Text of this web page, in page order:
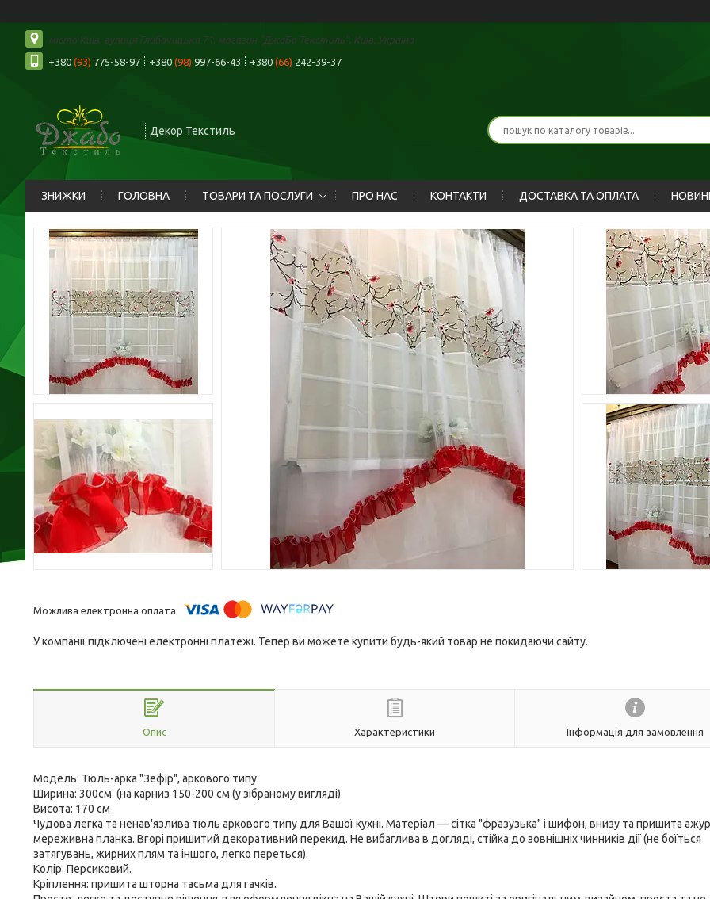
місто Київ, вулиця Глибочицька 71, магазин "ДжаБо Текстиль", Київ, Україна
+380 (93) 775-58-97 +380 (98) 997-66-43 +380 (66) 242-39-37
Декор Текстиль
ЗНИЖКИ ГОЛОВНА ТОВАРИ ТА ПОСЛУГИ ПРО НАС КОНТАКТИ ДОСТАВКА ТА ОПЛАТА
У компанії підключені електронні платежі. Тепер ви можете купити будь-який товар не покидаючи сайту.
Опис Характеристики Інформація для замовлення
Модель: Тюль-арка "Зефір", аркового типу
Ширина: 300см (на карниз 150-200 см (у зібраному вигляді)
Висота: 170 см
Чудова легка та ненав'язлива тюль аркового типу для Вашої кухні. Матеріал — сітка "фразузька" і шифон, внизу та пришита
мереживна планка. Вгорі пришитий декоративний перекид. Не вибаглива в догляді, стійка до зовнішніх чинників дії (не боїться
затягувань, жирних плям та іншого, легко переться).
Колір: Персиковий.
Кріплення: пришита шторна тасьма для гачків.